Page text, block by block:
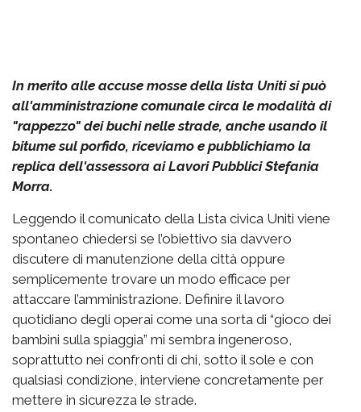
In merito alle accuse mosse della lista Uniti si può
all'amministrazione comunale circa le modalità di
"rappezzo" dei buchi nelle strade, anche usando il
bitume sul porfido, riceviamo e pubblichiamo la
replica dell'assessora ai Lavori Pubblici Stefania
Morra.
Leggendo il comunicato della Lista civica Uniti viene
spontaneo chiedersi se l’obiettivo sia davvero
discutere di manutenzione della città oppure
semplicemente trovare un modo efficace per
attaccare l’amministrazione. Definire il lavoro
quotidiano degli operai come una sorta di “gioco dei
bambini sulla spiaggia” mi sembra ingeneroso,
soprattutto nei confronti di chi, sotto il sole e con
qualsiasi condizione, interviene concretamente per
mettere in sicurezza le strade.